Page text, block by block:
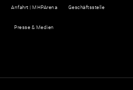
Anfahrt | MHPArena Geschäftsstelle
Presse & Medien